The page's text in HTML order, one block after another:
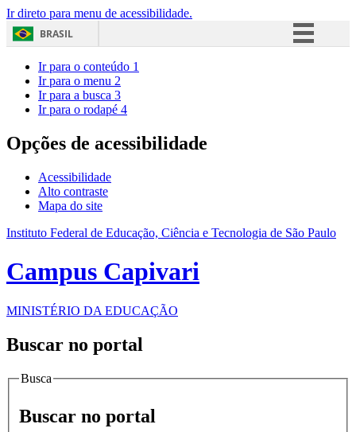
Ir direto para menu de acessibilidade.
BRASIL
Acesso à informação
Ir para o conteúdo 1
Ir para o menu 2
Ir para a busca 3
Ir para o rodapé 4
Opções de acessibilidade
Acessibilidade
Alto contraste
Mapa do site
Instituto Federal de Educação, Ciência e Tecnologia de São Paulo
Campus Capivari
MINISTÉRIO DA EDUCAÇÃO
Buscar no portal
Busca
Buscar no portal